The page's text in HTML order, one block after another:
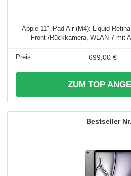
Apple 11" iPad Air (M4): Liquid
Front‑/Rückkamera, WLAN 7 mit
699,00 €
ZUM TOP